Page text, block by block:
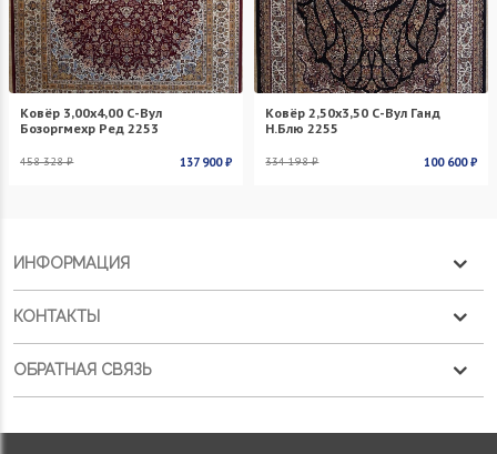
Ковёр 3,00х4,00 С-Вул
Бозоргмехр Ред 2253
458 328 ₽ 137 900 ₽
Ковёр 2,50х3,50 С-Вул Ганд
Н.Блю 2255
334 198 ₽ 100 600 ₽
ИНФОРМАЦИЯ
КОНТАКТЫ
ОБРАТНАЯ СВЯЗЬ